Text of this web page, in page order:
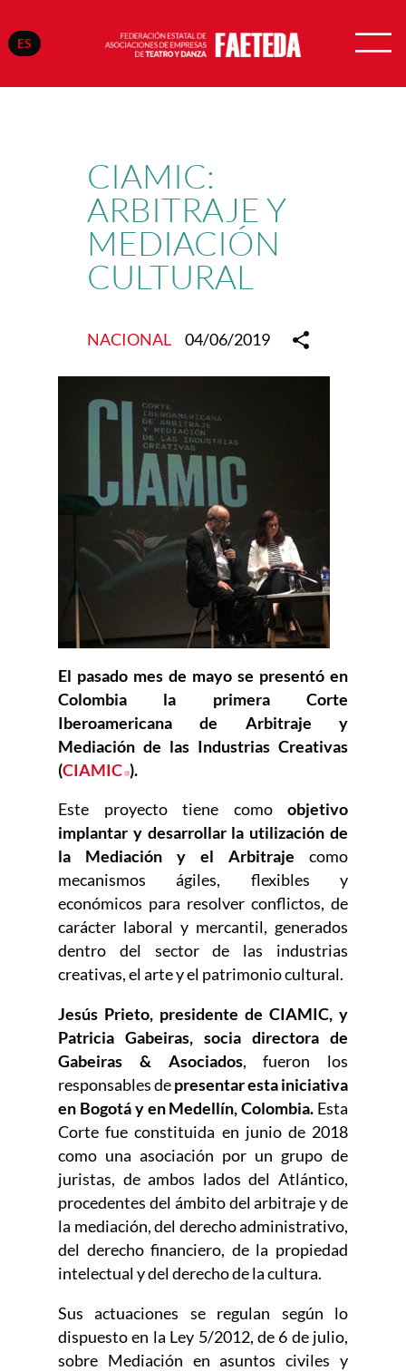
ES
Saltar
CIAMIC:
ARBITRAJE Y
MEDIACIÓN
CULTURAL
NACIONAL 04/06/2019
El pasado mes de mayo se presentó en
Colombia la primera Corte
Iberoamericana de Arbitraje y
Mediación de las Industrias Creativas
(CIAMIC Abre en nueva ventana
).
Este proyecto tiene como objetivo
implantar y desarrollar la utilización de
la Mediación y el Arbitraje como
mecanismos ágiles, flexibles y
económicos para resolver conflictos, de
carácter laboral y mercantil, generados
dentro del sector de las industrias
creativas, el arte y el patrimonio cultural.
Jesús Prieto, presidente de CIAMIC, y
Patricia Gabeiras, socia directora de
Gabeiras & Asociados, fueron los
responsables depresentar esta iniciativa
en Bogotá y en Medellín, Colombia. Esta
Corte fue constituida en junio de 2018
como una asociación por un grupo de
juristas, de ambos lados del Atlántico,
procedentes del ámbito del arbitraje y de
la mediación, del derecho administrativo,
del derecho financiero, de la propiedad
intelectual y del derecho de la cultura.
Sus actuaciones se regulan según lo
dispuesto en la Ley 5/2012, de 6 de julio,
sobre Mediación en asuntos civiles y